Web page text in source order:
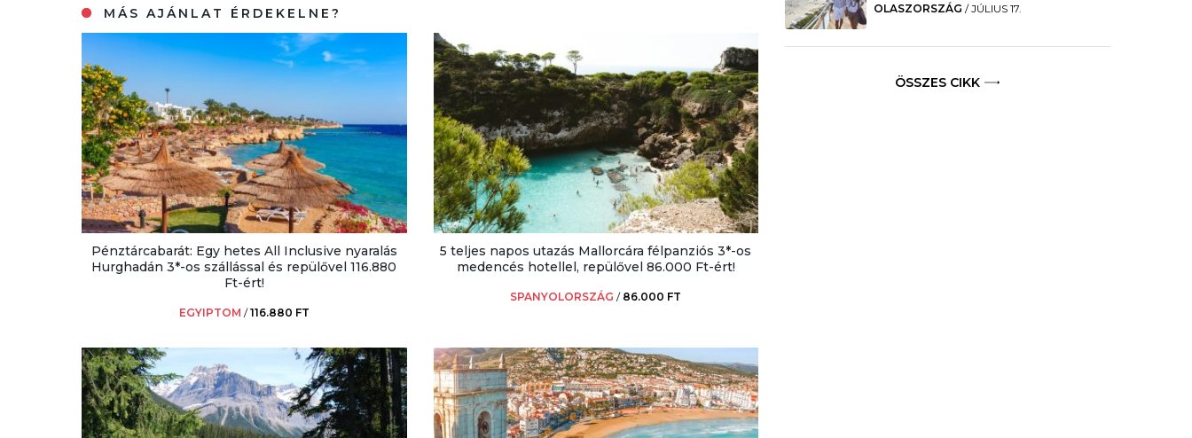
MÁS AJÁNLAT ÉRDEKELNE?
Pénztárcabarát: Egy hetes All Inclusive nyaralás
Hurghadán 3*-os szállással és repülővel 116.880
Ft-ért!
EGYIPTOM /116.880 FT
5 teljes napos utazás Mallorcára félpanziós 3*-os
medencés hotellel, repülővel 86.000 Ft-ért!
SPANYOLORSZÁG / 86.000 FT
OLASZORSZÁG /JÚLIUS 17.
ÖSSZES CIKK